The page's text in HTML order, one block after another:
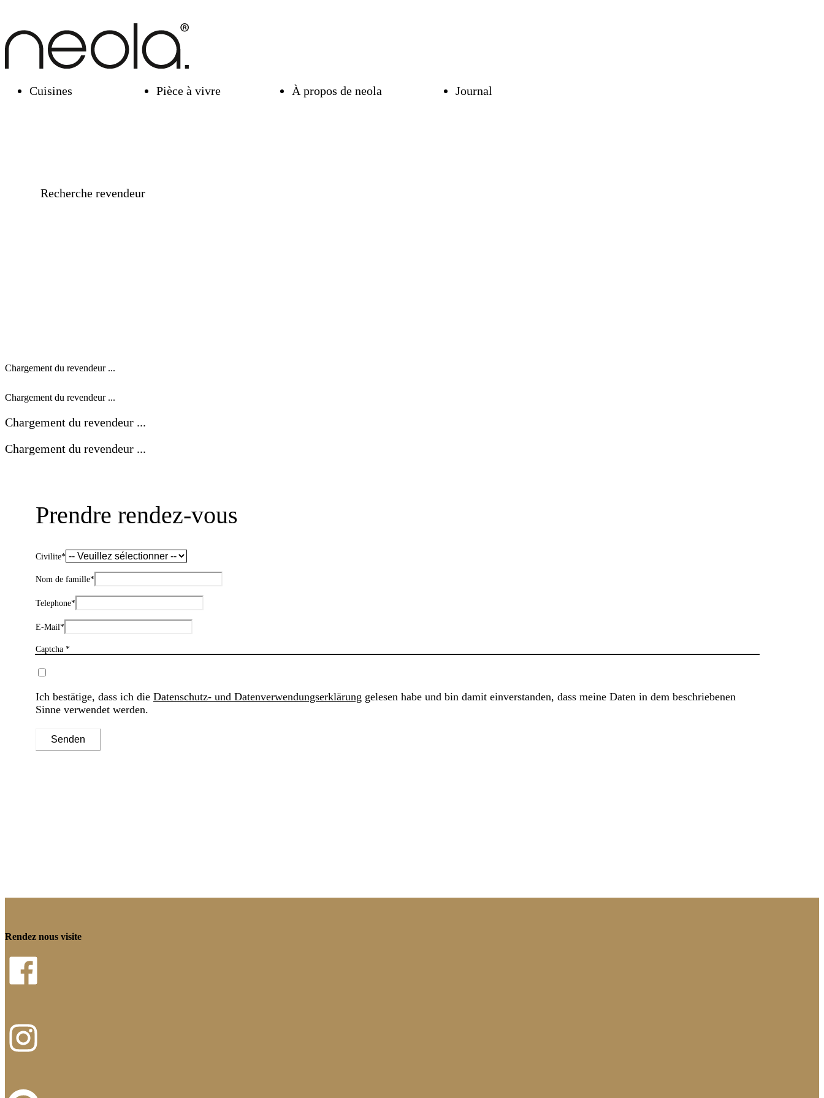
Cuisines Pièce à vivre À propos de neola Journal
Recherche revendeur
Chargement du revendeur ...
Chargement du revendeur ...
Chargement du revendeur ...
Chargement du revendeur ...
Prendre rendez-vous
Civilite*
Nom de famille*
Telephone*
E-Mail*
Captcha *
Ich bestätige, dass ich die Datenschutz- und Datenverwendungserklärung gelesen habe und bin damit einverstanden, dass meine Daten in dem beschriebenen
Sinne verwendet werden.
Senden
Rendez nous visite